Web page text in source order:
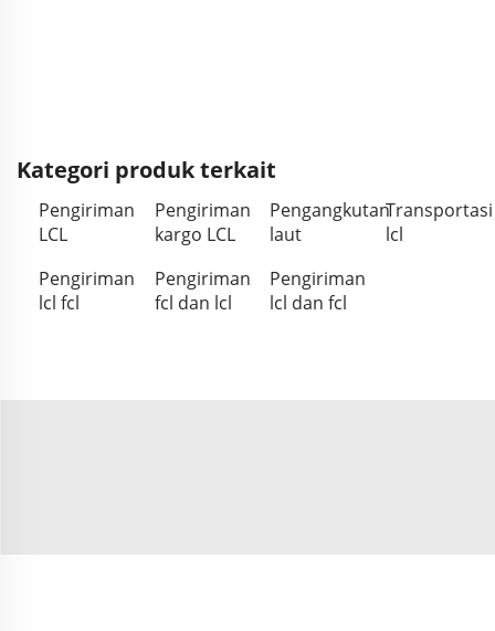
Kategori produk terkait
Pengiriman
LCL
Pengiriman
kargo LCL
Pengangkutan
laut
Transportasi
lcl
Pengiriman
lcl fcl
Pengiriman
fcl dan lcl
Pengiriman
lcl dan fcl